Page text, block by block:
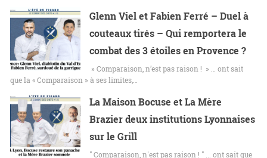
Glenn Viel et Fabien Ferré – Duel à
couteaux tirés – Qui remportera le
combat des 3 étoiles en Provence ?
» Comparaison, n’est pas raison ! » … ont sait
que la « Comparaison » à ses limites,…
La Maison Bocuse et La Mère
Brazier deux institutions Lyonnaises
sur le Grill
" Comparaison, n'est pas raison ! " ... ont sait que